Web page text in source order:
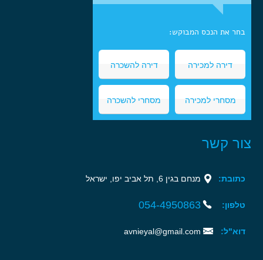
בחר את הנכס המבוקש:
דירה למכירה דירה להשכרה
מסחרי למכירה מסחרי להשכרה
צור קשר
כתובת: מנחם בגין 6, תל אביב יפו, ישראל‏
טלפון: 054-4950863‏‏
דוא"ל: avnieyal@gmail.com